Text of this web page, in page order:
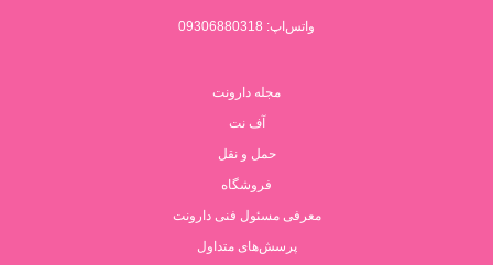
واتس‌اپ: 09306880318
مجله دارونت
آف نت
حمل و نقل
فروشگاه
معرفی مسئول فنی دارونت
پرسش‌های متداول